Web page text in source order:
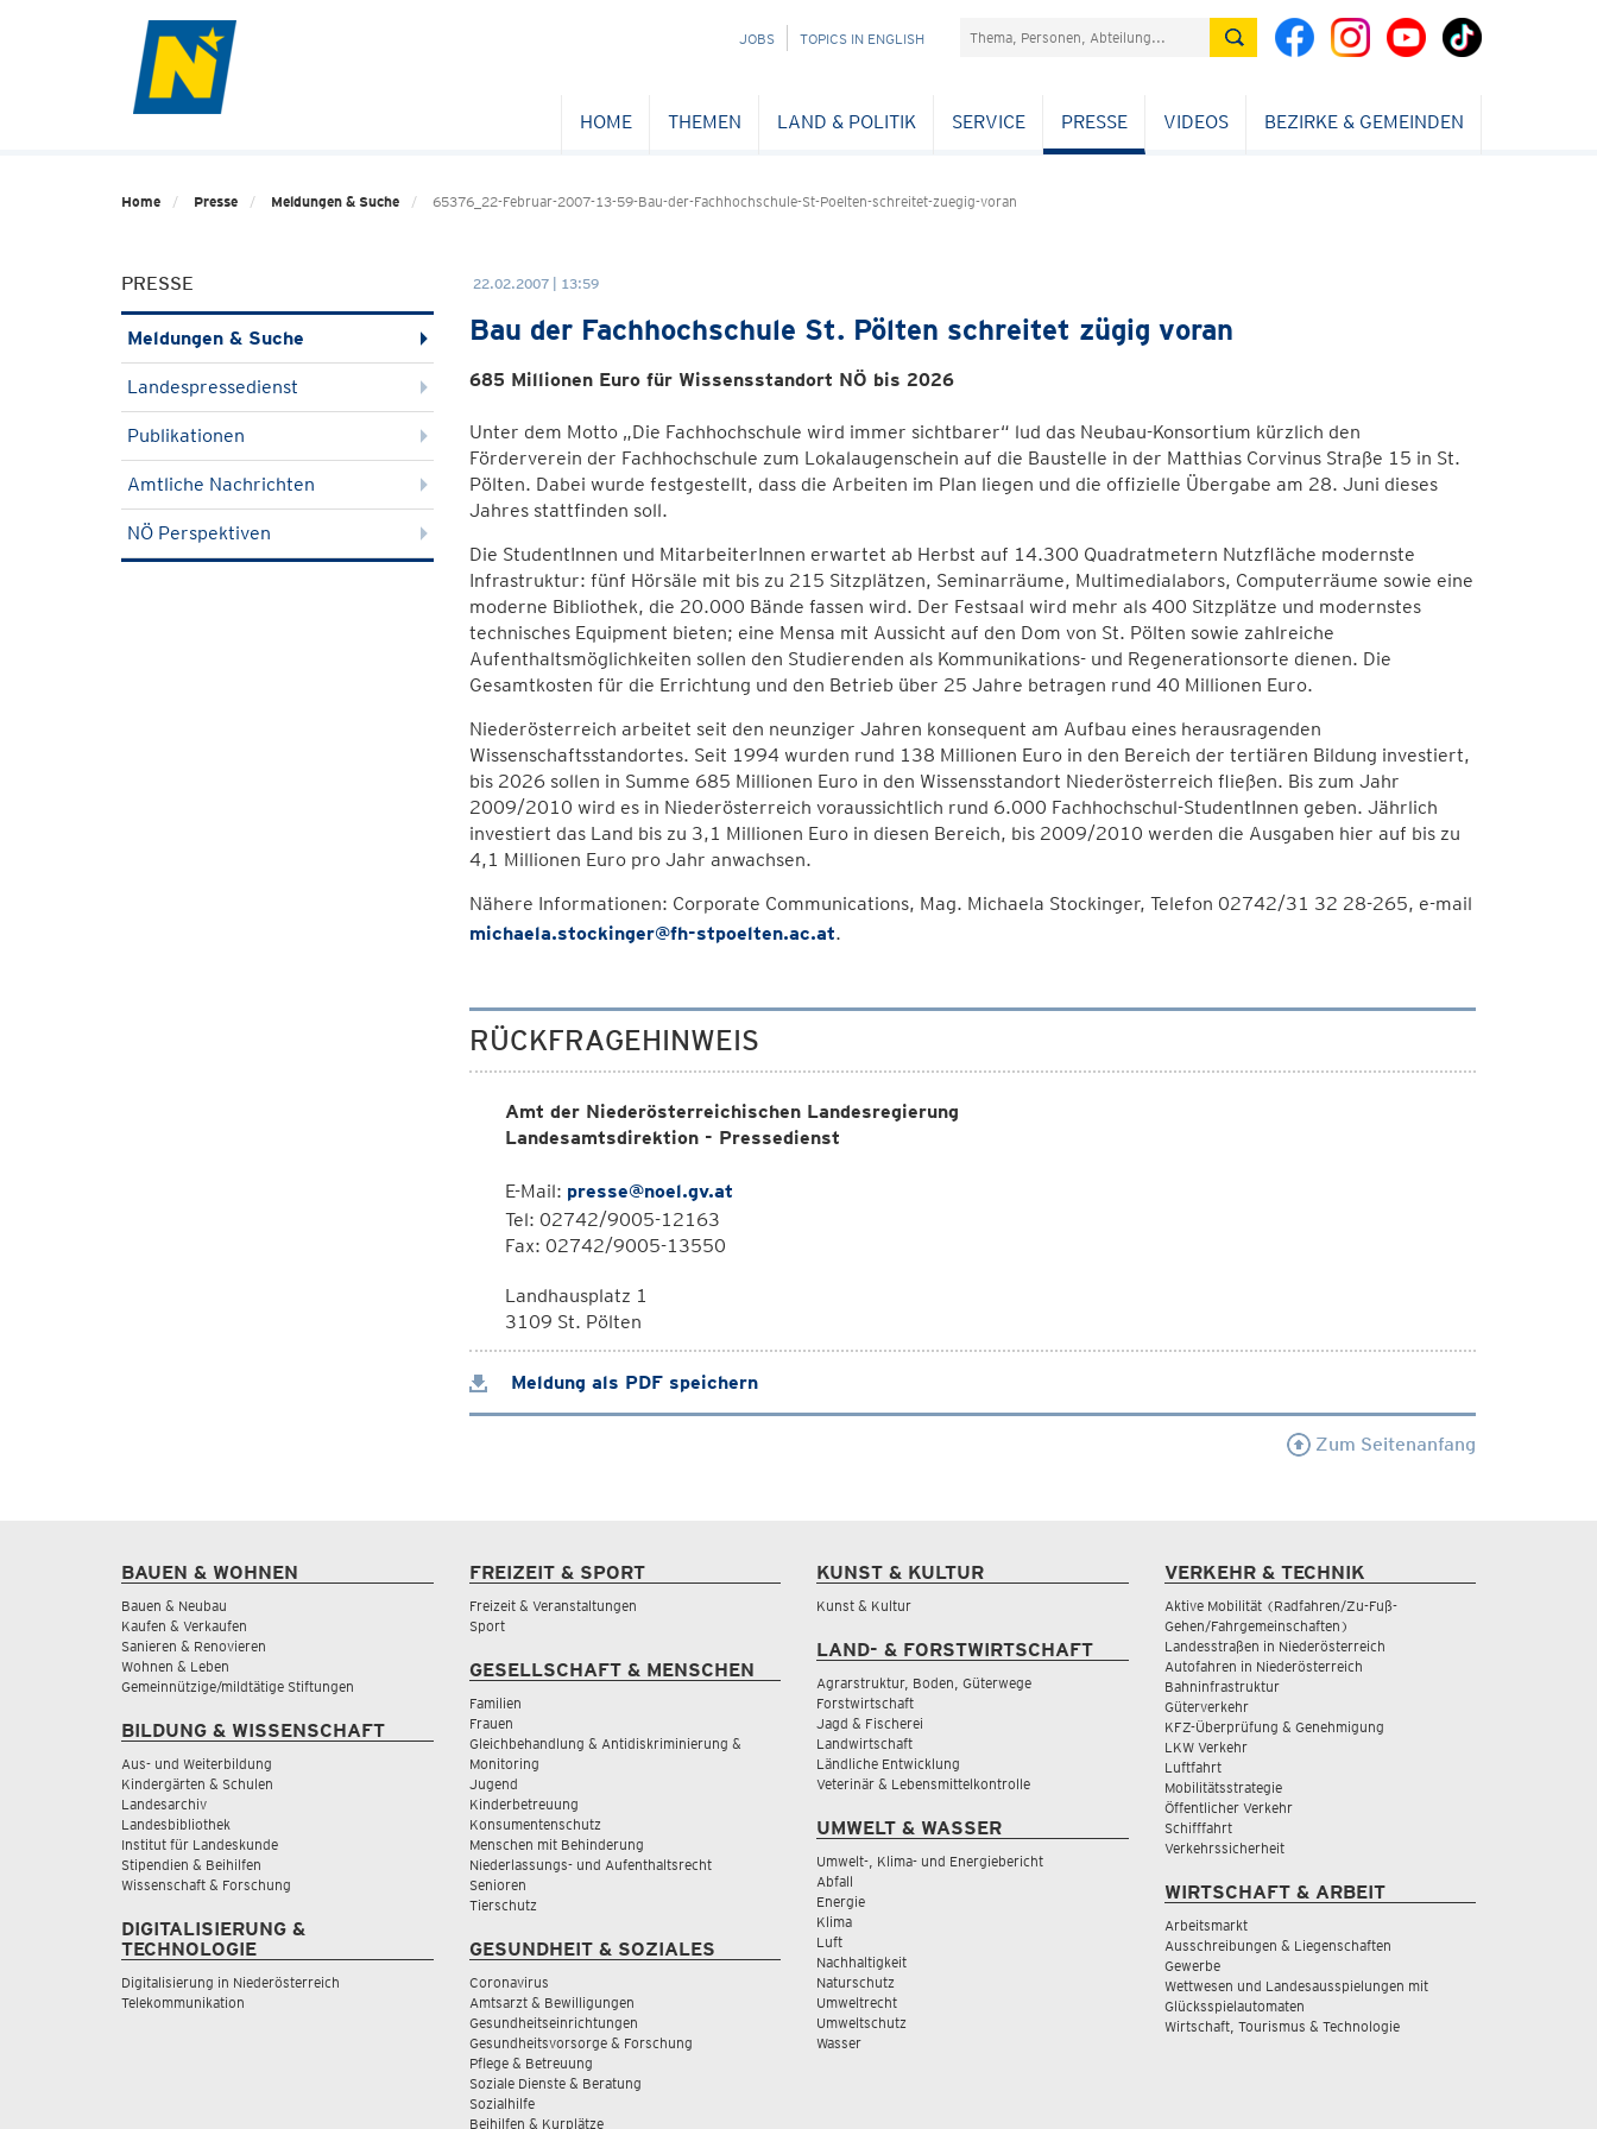
NAVIGATION
JOBS TOPICS IN ENGLISH Suchefeld
HOME THEMEN LAND & POLITIK SERVICE PRESSE VIDEOS BEZIRKE & GEMEINDEN
Home Presse Meldungen & Suche 65376_22-Februar-2007-13-59-Bau-der-Fachhochschule-St-Poelten-schreitet-zuegig-voran
PRESSE
Meldungen & Suche
Landespressedienst
Publikationen
Amtliche Nachrichten
NÖ Perspektiven
22.02.2007 | 13:59
Bau der Fachhochschule St. Pölten schreitet zügig voran
685 Millionen Euro für Wissensstandort NÖ bis 2026
Unter dem Motto „Die Fachhochschule wird immer sichtbarer“ lud das Neubau-Konsortium kürzlich den
Förderverein der Fachhochschule zum Lokalaugenschein auf die Baustelle in der Matthias Corvinus Straße 15 in St.
Pölten. Dabei wurde festgestellt, dass die Arbeiten im Plan liegen und die offizielle Übergabe am 28. Juni dieses
Jahres stattfinden soll.
Die StudentInnen und MitarbeiterInnen erwartet ab Herbst auf 14.300 Quadratmetern Nutzfläche modernste
Infrastruktur: fünf Hörsäle mit bis zu 215 Sitzplätzen, Seminarräume, Multimedialabors, Computerräume sowie eine
moderne Bibliothek, die 20.000 Bände fassen wird. Der Festsaal wird mehr als 400 Sitzplätze und modernstes
technisches Equipment bieten; eine Mensa mit Aussicht auf den Dom von St. Pölten sowie zahlreiche
Aufenthaltsmöglichkeiten sollen den Studierenden als Kommunikations- und Regenerationsorte dienen. Die
Gesamtkosten für die Errichtung und den Betrieb über 25 Jahre betragen rund 40 Millionen Euro.
Niederösterreich arbeitet seit den neunziger Jahren konsequent am Aufbau eines herausragenden
Wissenschaftsstandortes. Seit 1994 wurden rund 138 Millionen Euro in den Bereich der tertiären Bildung investiert,
bis 2026 sollen in Summe 685 Millionen Euro in den Wissensstandort Niederösterreich fließen. Bis zum Jahr
2009/2010 wird es in Niederösterreich voraussichtlich rund 6.000 Fachhochschul-StudentInnen geben. Jährlich
investiert das Land bis zu 3,1 Millionen Euro in diesen Bereich, bis 2009/2010 werden die Ausgaben hier auf bis zu
4,1 Millionen Euro pro Jahr anwachsen.
Nähere Informationen: Corporate Communications, Mag. Michaela Stockinger, Telefon 02742/31 32 28-265, e-mail
michaela.stockinger@fh-stpoelten.ac.at.
RÜCKFRAGEHINWEIS
Amt der Niederösterreichischen Landesregierung
Landesamtsdirektion - Pressedienst
E-Mail: presse@noel.gv.at
Tel: 02742/9005-12163
Fax: 02742/9005-13550
Landhausplatz 1
3109 St. Pölten
Meldung als PDF speichern
Zum Seitenanfang
BAUEN & WOHNEN
Bauen & Neubau
Kaufen & Verkaufen
Sanieren & Renovieren
Wohnen & Leben
Gemeinnützige/mildtätige Stiftungen
BILDUNG & WISSENSCHAFT
Aus- und Weiterbildung
Kindergärten & Schulen
Landesarchiv
Landesbibliothek
Institut für Landeskunde
Stipendien & Beihilfen
Wissenschaft & Forschung
DIGITALISIERUNG &
TECHNOLOGIE
Digitalisierung in Niederösterreich
Telekommunikation
FREIZEIT & SPORT
Freizeit & Veranstaltungen
Sport
GESELLSCHAFT & MENSCHEN
Familien
Frauen
Gleichbehandlung & Antidiskriminierung &
Monitoring
Jugend
Kinderbetreuung
Konsumentenschutz
Menschen mit Behinderung
Niederlassungs- und Aufenthaltsrecht
Senioren
Tierschutz
GESUNDHEIT & SOZIALES
Coronavirus
Amtsarzt & Bewilligungen
Gesundheitseinrichtungen
Gesundheitsvorsorge & Forschung
Pflege & Betreuung
Soziale Dienste & Beratung
Sozialhilfe
Beihilfen & Kurplätze
KUNST & KULTUR
Kunst & Kultur
LAND- & FORSTWIRTSCHAFT
Agrarstruktur, Boden, Güterwege
Forstwirtschaft
Jagd & Fischerei
Landwirtschaft
Ländliche Entwicklung
Veterinär & Lebensmittelkontrolle
UMWELT & WASSER
Umwelt-, Klima- und Energiebericht
Abfall
Energie
Klima
Luft
Nachhaltigkeit
Naturschutz
Umweltrecht
Umweltschutz
Wasser
VERKEHR & TECHNIK
Aktive Mobilität (Radfahren/Zu-Fuß-
Gehen/Fahrgemeinschaften)
Landesstraßen in Niederösterreich
Autofahren in Niederösterreich
Bahninfrastruktur
Güterverkehr
KFZ-Überprüfung & Genehmigung
LKW Verkehr
Luftfahrt
Mobilitätsstrategie
Öffentlicher Verkehr
Schifffahrt
Verkehrssicherheit
WIRTSCHAFT & ARBEIT
Arbeitsmarkt
Ausschreibungen & Liegenschaften
Gewerbe
Wettwesen und Landesausspielungen mit
Glücksspielautomaten
Wirtschaft, Tourismus & Technologie